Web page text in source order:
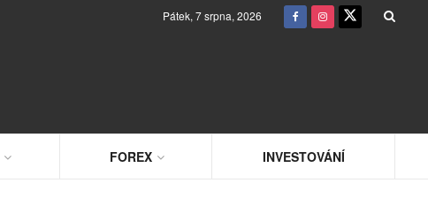
Pátek, 7 srpna, 2026
FOREX INVESTOVÁNÍ